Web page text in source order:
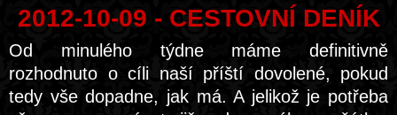
2012-10-09 - CESTOVNÍ DENÍK
Od minulého týdne máme definitivně
rozhodnuto o cíli naší příští dovolené, pokud
tedy vše dopadne, jak má. A jelikož je potřeba